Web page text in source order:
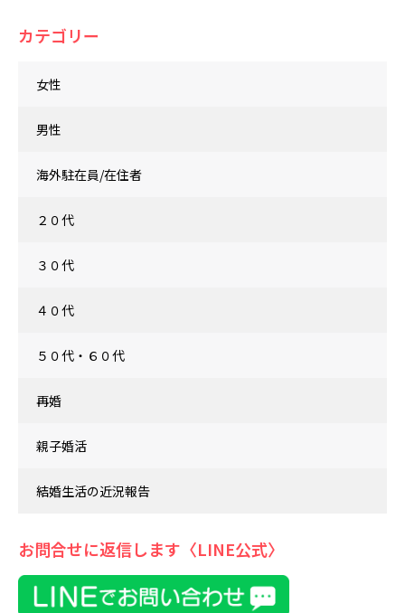
カテゴリー
女性
男性
海外駐在員/在住者
２０代
３０代
４０代
５０代・６０代
再婚
親子婚活
結婚生活の近況報告
お問合せに返信します〈LINE公式〉